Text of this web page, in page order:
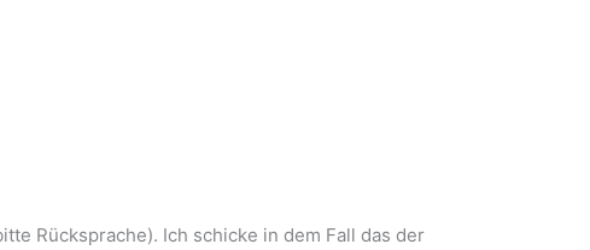
Rücksprache). Ich schicke in dem Fall das der